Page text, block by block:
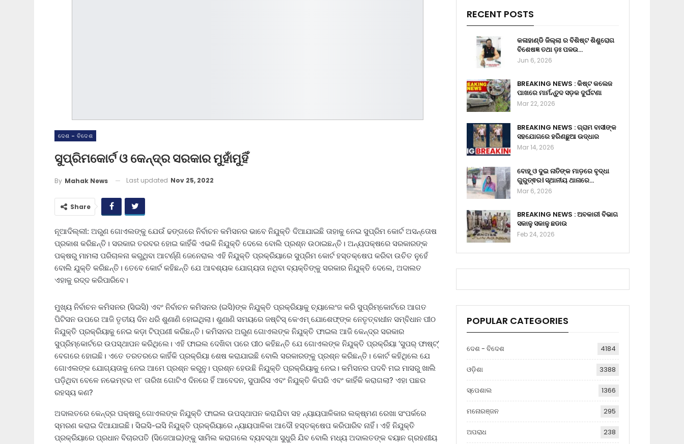
ଦେଶ - ବିଦେଶ
ସୁପ୍ରିମକୋର୍ଟ ଓ କେନ୍ଦ୍ର ସରକାର ମୁହାଁମୁହିଁ
By Mahak News Last updated Nov 25, 2022
Share
ନୂଆଦିଲ୍ଲୀ: ଅରୁଣ ଗୋଏଲଙ୍କୁ ଯେଉଁ ଢଙ୍ଗରେ ନିର୍ବାଚନ କମିସନର ଭାବେ ନିଯୁକ୍ତି ଦିଆଯାଇଛି ତାହାକୁ ନେଇ ସୁପ୍ରିମ କୋର୍ଟ ଅସନ୍ତୋଷ
ପ୍ରକାଶ କରିଛନ୍ତି। ସରକାର ତରବର ହୋଇ କାହିଁକି ଏଭଳି ନିଯୁକ୍ତି ଦେଲେ ବୋଲି ପ୍ରଶ୍ନ ଉଠାଇଛନ୍ତି। ଅନ୍ୟପକ୍ଷରେ ସରକାରଙ୍କ
ପକ୍ଷରୁ ମାମଲା ପରିଚାଳନା କରୁଥିବା ଆଟର୍ଣ୍ଣି ଜେନେରାଲ ଏହି ନିଯୁକ୍ତି ପ୍ରକ୍ରିୟାରେ ସୁପ୍ରିମ କୋର୍ଟ ହସ୍ତକ୍ଷେପ କରିବା ଉଚିତ ନୁହେଁ
ବୋଲି ଯୁକ୍ତି କରିଛନ୍ତି। ତେବେ କୋର୍ଟ କହିଛନ୍ତି ଯେ ଆବଶ୍ୟକ ଯୋଗ୍ୟତା ନଥିବା ବ୍ୟକ୍ତିଙ୍କୁ ସରକାର ନିଯୁକ୍ତି ଦେଲେ, ଅଦାଲତ
ଏହାକୁ ରଦ୍ଦ କରିପାରିବେ।
ମୁଖ୍ୟ ନିର୍ବାଚନ କମିସନର (ସିଇସି) ଏବଂ ନିର୍ବାଚନ କମିସନର (ଇସି)ଙ୍କ ନିଯୁକ୍ତି ପ୍ରକ୍ରିୟାକୁ ଚ୍ୟାଲେଂଜ କରି ସୁପ୍ରିମ୍‌କୋର୍ଟରେ ଆଗତ
ପିଟିସନ ଉପରେ ଆଜି ତୃତୀୟ ଦିନ ଧରି ଶୁଣାଣି ହୋଇଥିଲା। ଶୁଣାଣି ସମୟରେ ଜଷ୍ଟିସ୍‌ କେଏମ୍‌ ଯୋଶେଫ୍‌ଙ୍କ ନେତୃତ୍ବାଧୀନ ସମ୍ବିଧାନ ପୀଠ
ନିଯୁକ୍ତି ପ୍ରକ୍ରିୟାକୁ ନେଇ କଡ଼ା ଟିପ୍ପଣୀ କରିଛନ୍ତି। କମିସନର ଅରୁଣ ଗୋଏଲଙ୍କ ନିଯୁକ୍ତି ଫାଇଲ ଆଜି କେନ୍ଦ୍ର ସରକାର
ସୁପ୍ରିମ୍‌କୋର୍ଟରେ ଉପସ୍ଥାପନ କରିଥିଲେ। ଏହି ଫାଇଲ ଦେଖିବା ପରେ ପୀଠ କହିଛନ୍ତି ଯେ ଗୋଏଲଙ୍କ ନିଯୁକ୍ତି ପ୍ରକ୍ରିୟା ‘ସୁପର୍‌ ଫାଷ୍ଟ୍‌’
ବେଗରେ ହୋଇଛି। ଏତେ ତରତରରେ କାହିଁକି ପ୍ରକ୍ରିୟା ଶେଷ କରାଯାଇଛି ବୋଲି ସରକାରଙ୍କୁ ପ୍ରଶ୍ନ କରିଛନ୍ତି। କୋର୍ଟ କହିଥିଲେ ଯେ
ଗୋଏଲଙ୍କ ଯୋଗ୍ୟତାକୁ ନେଇ ଆମେ ପ୍ରଶ୍ନ କରୁନୁ। ପ୍ରଶ୍ନ ହେଉଛି ନିଯୁକ୍ତି ପ୍ରକ୍ରିୟାକୁ ନେଇ। କମିସନର ପଦବି ମଇ ମାସରୁ ଖାଲି
ପଡ଼ିଥିବା ବେଳେ ନଭେମ୍ବର ୧୮ ତାରିଖ ଗୋଟିଏ ଦିନରେ ହିଁ ଆବେଦନ, ସୁପାରିସ ଏବଂ ନିଯୁକ୍ତି କିପରି ଏବଂ କାହିଁକି କରାଗଲା? ଏହା ପଛର
ରହସ୍ୟ କଣ?
ଅଦାଲତରେ କେନ୍ଦ୍ର ପକ୍ଷରୁ ଗୋଏଲଙ୍କ ନିଯୁକ୍ତି ଫାଇଲ ଉପସ୍ଥାପନ କରାଯିବା ସହ ନ୍ୟାୟପାଳିକାର ଲକ୍ଷ୍ମଣ ରେଖା ସଂପର୍କରେ
ସ୍ମରଣ କରାଇ ଦିଆଯାଇଛି। ସିଇସି-ଇସି ନିଯୁକ୍ତି ପ୍ରକ୍ରିୟାରେ ନ୍ୟାୟପାଳିକା ଆଦୌ ହସ୍ତକ୍ଷେପ କରିପାରିବ ନାହିଁ। ଏହି ନିଯୁକ୍ତି
ପ୍ରକ୍ରିୟାରେ ପ୍ରଧାନ ବିଚାରପତି (ସିଜେଆଇ)ଙ୍କୁ ସାମିଲ କରାଗଲେ ବ୍ୟବସ୍ଥା ସୁଧୁରି ଯିବ ବୋଲି ମଧ୍ୟ ଅଦାଲତଙ୍କ ବୟାନ ଗ୍ରହଣୀୟ
RECENT POSTS
କଳାହାଣ୍ଡି ଜିଲ୍ଲା ର ବିଶିଷ୍ଟ ଶିଶୁରୋଗ
ବିଶେଷଜ୍ଞ ତଥା ଡ଼ଃ ପଳଉ…
Jun 6, 2026
BREAKING NEWS : କିଷ୍ଟ କଲେଜ
ପାଖରେ ମାର୍ମନ୍ତୁଦ ସଡ଼କ ଦୁର୍ଘଟଣା
Mar 22, 2026
BREAKING NEWS : ଗ୍ରାମ ବାସୀଙ୍କ
ସହଯୋଗରେ ହରିଣଛୁଆ ଉଦ୍ଧାର
Mar 14, 2026
ବୋହୂ ଓ ଦୁଇ ନାତିଙ୍କ ମାଡ଼ରେ ବୃଦ୍ଧା
ଗୁରୁତ୍ଵର। ସ୍ଥାନୀୟ ଥାନାରେ…
Mar 6, 2026
BREAKING NEWS : ଅବକାରୀ ବିଭାଗ
ସକାଳୁ ସକାଳୁ ଛଡାଉ
Feb 24, 2026
POPULAR CATEGORIES
ଦେଶ - ବିଦେଶ 4184
ଓଡ଼ିଶା 3388
ସ୍ପେଶାଲ 1366
ମନୋରଞ୍ଜନ 295
ଅପରାଧ 238